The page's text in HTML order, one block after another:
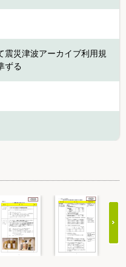
震災津波アーカイブ利用規
ずる